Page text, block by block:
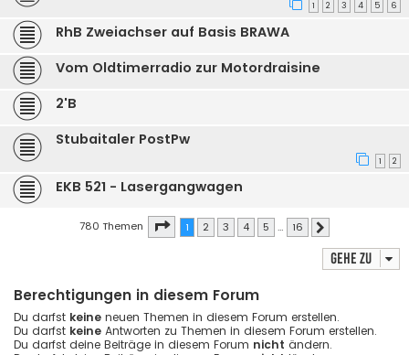
1 2 3 4 5 6
RhB Zweiachser auf Basis BRAWA
Vom Oldtimerradio zur Motordraisine
2'B
Stubaitaler PostPw
1 2
EKB 521 - Lasergangwagen
780 Themen Seite von16
1 2 3 4 5 … 16
Gehe zu
Berechtigungen in diesem Forum
Du darfst keine neuen Themen in diesem Forum erstellen.
Du darfst keine Antworten zu Themen in diesem Forum erstellen.
Du darfst deine Beiträge in diesem Forum nicht ändern.